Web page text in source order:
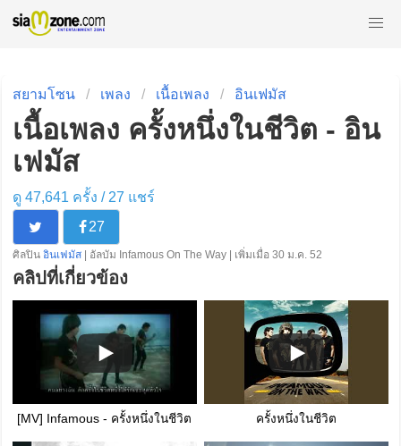
สยามโซน เพลง เนื้อเพลง อินเฟมัส
เนื้อเพลง ครั้งหนึ่งในชีวิต - อิน
เฟมัส
ดู 47,641 ครั้ง / 27 แชร์
27
ศิลปิน อินเฟมัส | อัลบัม Infamous On The Way | เพิ่มเมื่อ 30 ม.ค. 52
คลิปที่เกี่ยวข้อง
[MV] Infamous - ครั้งหนึ่งในชีวิต ครั้งหนึ่งในชีวิต